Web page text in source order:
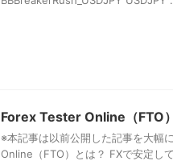
Forex Tester Online（FTO
※本記事は以前公開した記事を大幅
Online（FTO）とは？ FXで安定し